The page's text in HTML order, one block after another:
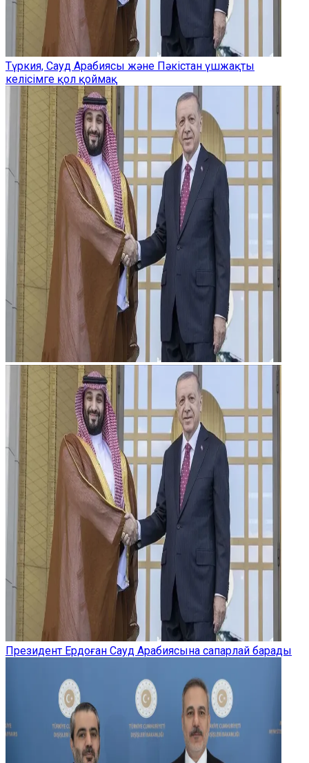
Түркия, Сауд Арабиясы және Пәкістан үшжақты
келісімге қол қоймақ
Президент Ердоған Сауд Арабиясына сапарлай барады